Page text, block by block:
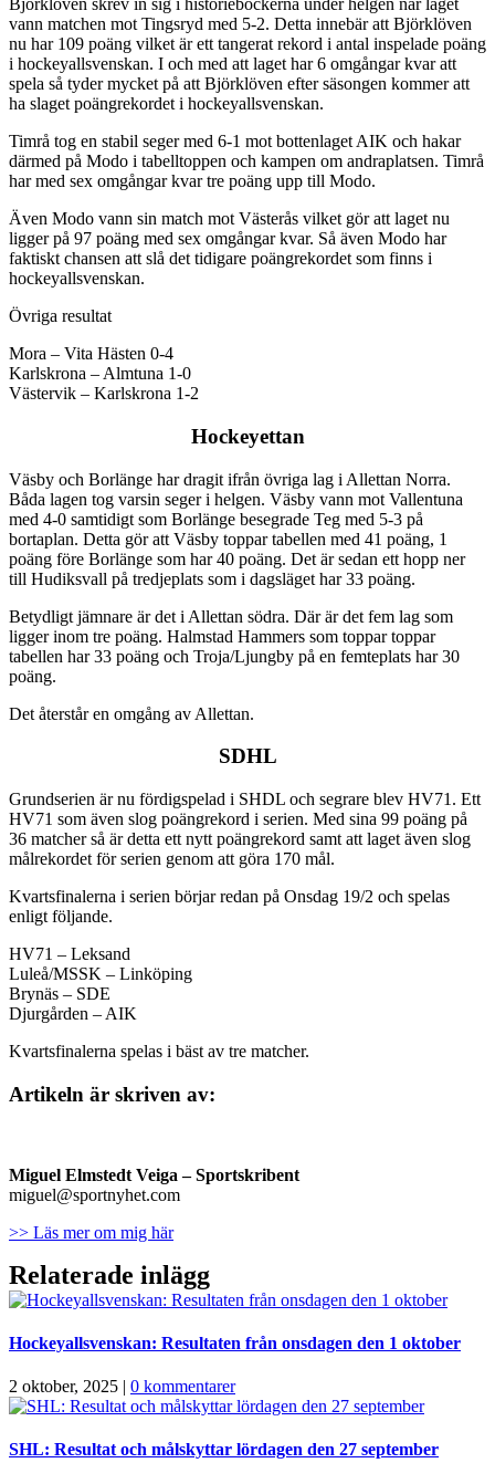
Björklöven skrev in sig i historieböckerna under helgen när laget
vann matchen mot Tingsryd med 5-2. Detta innebär att Björklöven
nu har 109 poäng vilket är ett tangerat rekord i antal inspelade poäng
i hockeyallsvenskan. I och med att laget har 6 omgångar kvar att
spela så tyder mycket på att Björklöven efter säsongen kommer att
ha slaget poängrekordet i hockeyallsvenskan.
Timrå tog en stabil seger med 6-1 mot bottenlaget AIK och hakar
därmed på Modo i tabelltoppen och kampen om andraplatsen. Timrå
har med sex omgångar kvar tre poäng upp till Modo.
Även Modo vann sin match mot Västerås vilket gör att laget nu
ligger på 97 poäng med sex omgångar kvar. Så även Modo har
faktiskt chansen att slå det tidigare poängrekordet som finns i
hockeyallsvenskan.
Övriga resultat
Mora – Vita Hästen 0-4
Karlskrona – Almtuna 1-0
Västervik – Karlskrona 1-2
Hockeyettan
Väsby och Borlänge har dragit ifrån övriga lag i Allettan Norra.
Båda lagen tog varsin seger i helgen. Väsby vann mot Vallentuna
med 4-0 samtidigt som Borlänge besegrade Teg med 5-3 på
bortaplan. Detta gör att Väsby toppar tabellen med 41 poäng, 1
poäng före Borlänge som har 40 poäng. Det är sedan ett hopp ner
till Hudiksvall på tredjeplats som i dagsläget har 33 poäng.
Betydligt jämnare är det i Allettan södra. Där är det fem lag som
ligger inom tre poäng. Halmstad Hammers som toppar toppar
tabellen har 33 poäng och Troja/Ljungby på en femteplats har 30
poäng.
Det återstår en omgång av Allettan.
SDHL
Grundserien är nu fördigspelad i SHDL och segrare blev HV71. Ett
HV71 som även slog poängrekord i serien. Med sina 99 poäng på
36 matcher så är detta ett nytt poängrekord samt att laget även slog
målrekordet för serien genom att göra 170 mål.
Kvartsfinalerna i serien börjar redan på Onsdag 19/2 och spelas
enligt följande.
HV71 – Leksand
Luleå/MSSK – Linköping
Brynäs – SDE
Djurgården – AIK
Kvartsfinalerna spelas i bäst av tre matcher.
Artikeln är skriven av:
Miguel Elmstedt Veiga– Sportskribent
miguel@sportnyhet.com
>> Läs mer om mig här
Relaterade inlägg
Hockeyallsvenskan: Resultaten från onsdagen den 1 oktober
2 oktober, 2025 | 0 kommentarer
SHL: Resultat och målskyttar lördagen den 27 september